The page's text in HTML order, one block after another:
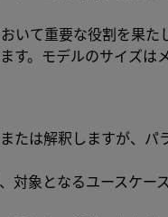
いて重要な役割を果た
す。モデルのサイズは
たは解釈しますが、パ
対象となるユースケー